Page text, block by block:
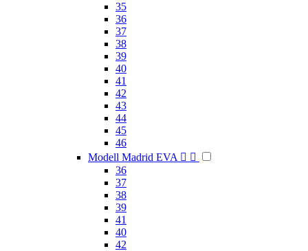
35
36
37
38
39
40
41
42
43
44
45
46
Modell Madrid EVA  
36
37
38
39
41
40
42